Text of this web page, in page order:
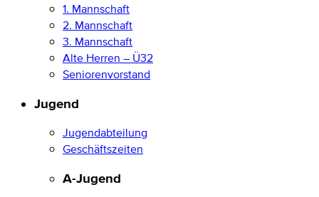
1. Mannschaft
2. Mannschaft
3. Mannschaft
Alte Herren – Ü32
Seniorenvorstand
Jugend
Jugendabteilung
Geschäftszeiten
A-Jugend